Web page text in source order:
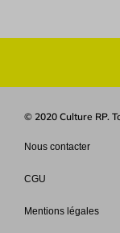
© 2020 Culture RP.
Nous contacter
CGU
Mentions légales